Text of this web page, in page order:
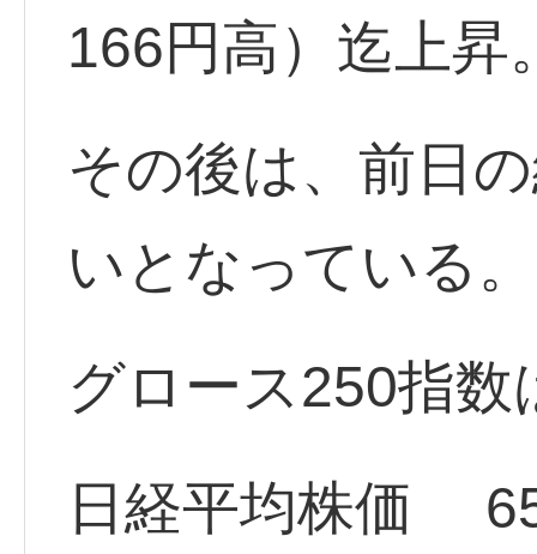
166円高）迄上昇
その後は、前日
いとなっている。
グロース250指
日経平均株価